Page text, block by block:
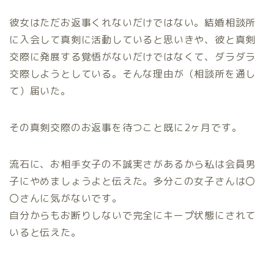
彼女はただお返事くれないだけではない。結婚相談所
に入会して真剣に活動していると思いきや、彼と真剣
交際に発展する覚悟がないだけではなくて、ダラダラ
交際しようとしている。そんな理由が（相談所を通し
て）届いた。
その真剣交際のお返事を待つこと既に2ヶ月です。
流石に、お相手女子の不誠実さがあるから私は会員男
子にやめましょうよと伝えた。多分この女子さんは〇
〇さんに気がないです。
自分からもお断りしないで完全にキープ状態にされて
いると伝えた。